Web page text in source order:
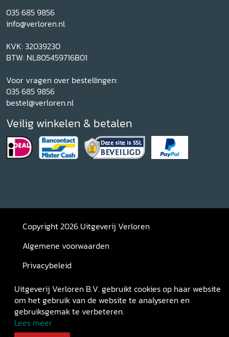
035 685 9856
info@verloren.nl
KVK: 32039230
BTW: NL805459716B01
Voor vragen over bestellingen:
035 685 9856
bestel@verloren.nl
Veilig winkelen & betalen
Copyright 2026 Uitgeverij Verloren
Algemene voorwaarden
Privacybeleid
Retourneren
Uitgeverij Verloren B.V. gebruikt cookies op haar website
om het gebruik van de website te analyseren en
gebruiksgemak te verbeteren.
Lees meer